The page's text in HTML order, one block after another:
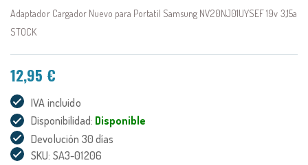
de
imágenes
Adaptador Cargador Nuevo para Portatil Samsung NV20NJ01UYSEF 19v 3,15a
STOCK
12,95 €
IVA incluido
Disponibilidad: Disponible
Devolución 30 días
SKU: SA3-01206